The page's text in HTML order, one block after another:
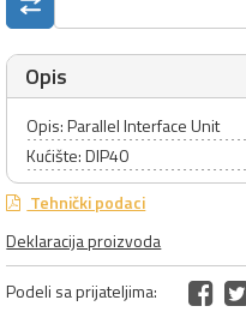
Opis
Opis: Parallel Interface Unit
Kućište: DIP40
Tehnički podaci
Deklaracija proizvoda
Podeli sa prijateljima: